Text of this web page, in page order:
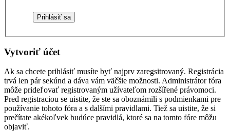
Vytvoriť účet
Ak sa chcete prihlásiť musíte byť najprv zaregsitrovaný. Registrácia
trvá len pár sekúnd a dáva vám väčšie možnosti. Administrátor fóra
môže prideľovať registrovaným užívateľom rozšířené právomoci.
Pred registraciou se uistite, že ste sa oboznámili s podmienkami pre
používanie tohoto fóra a s dalšími pravidlami. Tiež sa uistite, že si
prečítate akékoľvek budúce pravidlá, ktoré sa na tomto fóre môžu
objaviť.